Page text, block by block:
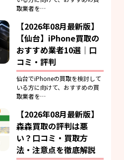
取業者を…
【2026年08月最新版】
【仙台】iPhone買取の
おすすめ業者10選｜口
コミ・評判
仙台でiPhoneの買取を検討して
いる方に向けて、おすすめの買
取業者を…
【2026年08月最新版】
森森買取の評判は悪
い？口コミ・買取方
法・注意点を徹底解説